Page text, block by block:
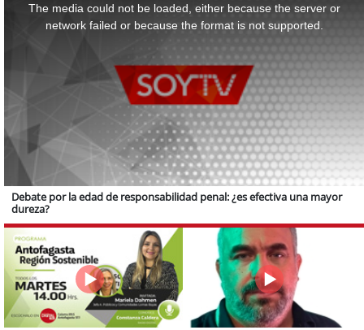
The media could not be loaded, either because the server or
network failed or because the format is not supported.
Debate por la edad de responsabilidad penal: ¿es efectiva una mayor
dureza?